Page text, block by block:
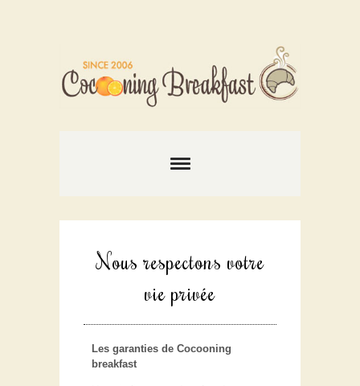
Nous respectons votre
vie privée
Les garanties de Cocooning
breakfast